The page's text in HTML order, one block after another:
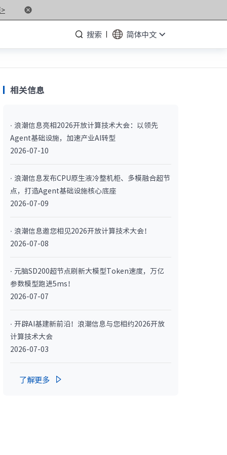
搜索 简体中文
· NF3280G7
· NF5266G7
· NP3020G7
· NF5180M6
· NF8260M6
· NF3180A6
）
相关信息
· 浪潮信息亮相2026开放计算技术大会：以领先
Agent基础设施，加速产业AI转型
2026-07-10
· 浪潮信息发布CPU原生液冷整机柜、多模融合超节
点，打造Agent基础设施核心底座
2026-07-09
· 浪潮信息邀您相见2026开放计算技术大会！
2026-07-08
· 元脑SD200超节点刷新大模型Token速度，万亿
参数模型跑进5ms！
2026-07-07
· 开辟AI基建新前沿！浪潮信息与您相约2026开放
计算技术大会
2026-07-03
了解更多 